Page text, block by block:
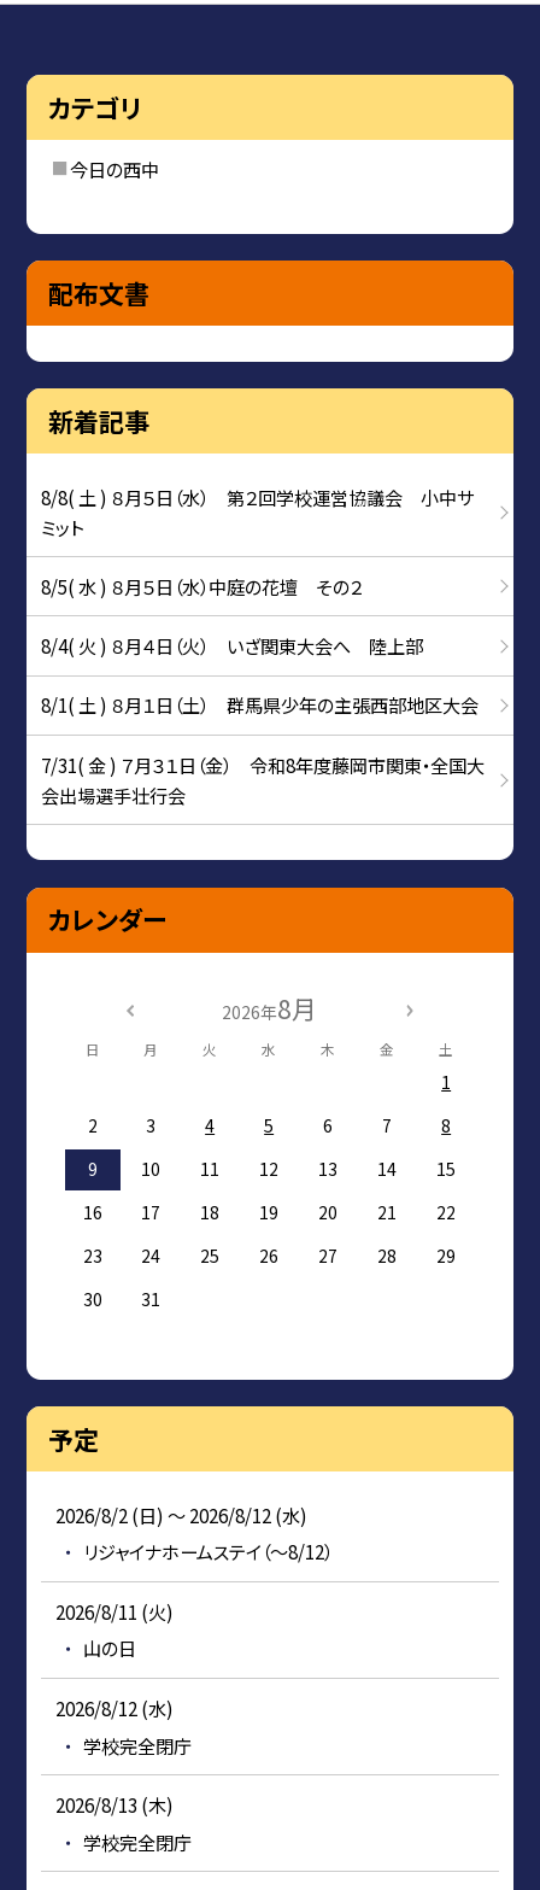
カテゴリ
今日の西中
配布文書
新着記事
8/8( 土 ) ８月５日（水） 第２回学校運営協議会 小中サ
ミット
8/5( 水 ) ８月５日（水）中庭の花壇 その２
8/4( 火 ) ８月４日（火） いざ関東大会へ 陸上部
8/1( 土 ) ８月１日（土） 群馬県少年の主張西部地区大会
7/31( 金 ) ７月３１日（金） 令和8年度藤岡市関東・全国大
会出場選手壮行会
カレンダー
2026年8月
日 月 火 水 木 金 土
1
2
3 4 5 6 7
8
9
10 11 12 13 14
15
16
17 18 19 20 21
22
23
24 25 26 27 28
29
30
31
予定
2026/8/2 (日) ～ 2026/8/12 (水)
リジャイナホームステイ（～8/12）
2026/8/11 (火)
山の日
2026/8/12 (水)
学校完全閉庁
2026/8/13 (木)
学校完全閉庁